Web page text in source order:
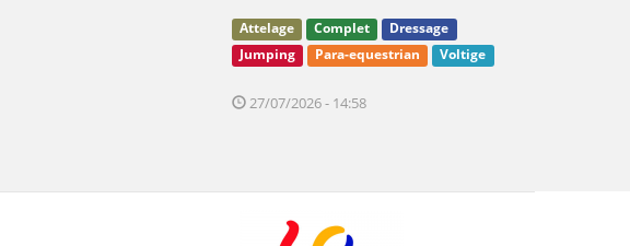
Attelage Complet
Dressage
Jumping
Para-equestrian Voltige
27/07/2026 - 14:58